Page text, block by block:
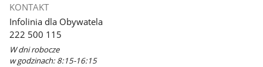
KONTAKT
Infolinia dla Obywatela
222 500 115
W dni robocze
w godzinach: 8:15-16:15